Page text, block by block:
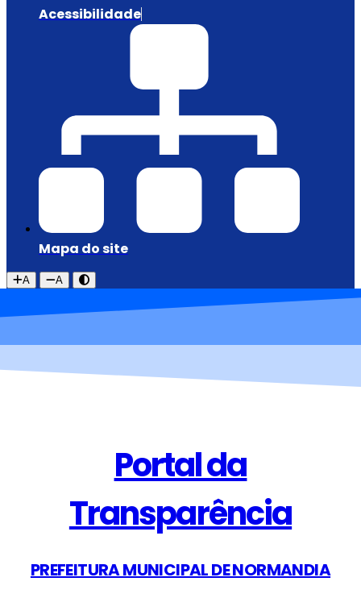
Acessibilidade
Mapa do site
A A
Portal da
Transparência
PREFEITURA MUNICIPAL DE NORMANDIA